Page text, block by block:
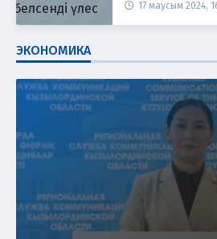
17 маусым 2024,
ЭКОНОМИКА